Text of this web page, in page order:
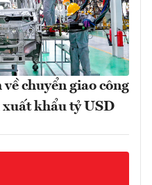
chuyển giao công
xuất khẩu tỷ USD